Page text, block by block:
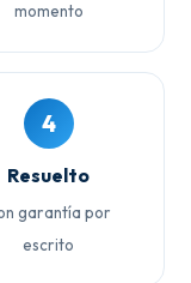
momento
4
Resuelto
garantía por
escrito